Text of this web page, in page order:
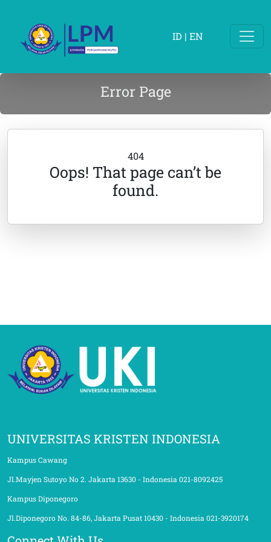
ID | EN
Error Page
404
Oops! That page can’t be
found.
UNIVERSITAS KRISTEN INDONESIA
Kampus Cawang
Jl.Mayjen Sutoyo No 2. Jakarta 13630 - Indonesia 021-8092425
Kampus Diponegoro
Jl.Diponegoro No. 84-86, Jakarta Pusat 10430 - Indonesia 021-3920174